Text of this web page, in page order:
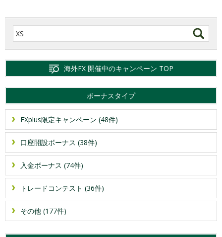
海外FX 開催中のキャンペーン TOP
ボーナスタイプ
FXplus限定キャンペーン (48件)
口座開設ボーナス (38件)
入金ボーナス (74件)
トレードコンテスト (36件)
その他 (177件)